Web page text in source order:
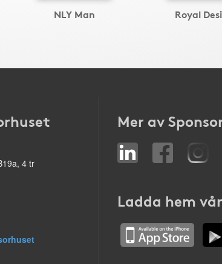
NLY Man Royal
4 tr
Mer av
Ladda hem